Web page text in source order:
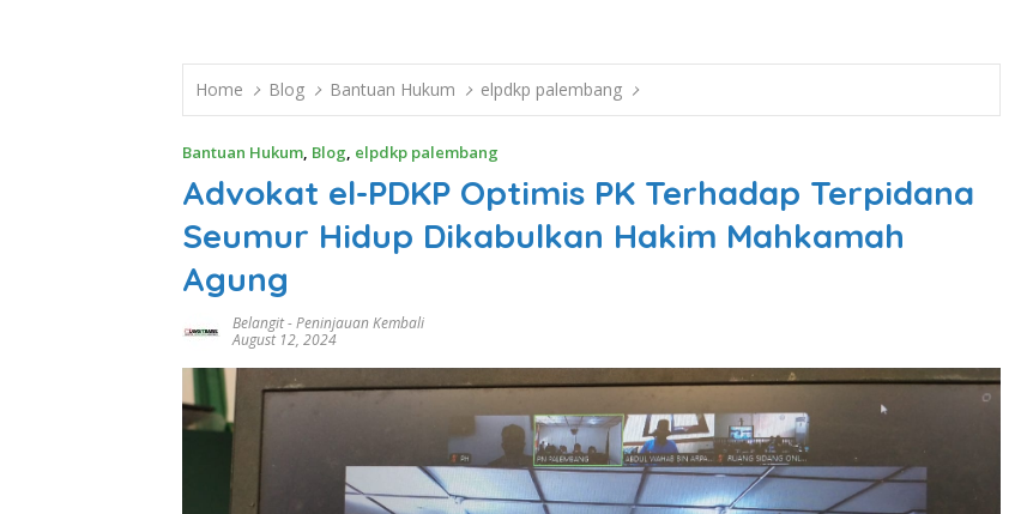
Home Blog Bantuan Hukum elpdkp palembang
Bantuan Hukum, Blog, elpdkp palembang
Advokat el-PDKP Optimis PK Terhadap Terpidana
Seumur Hidup Dikabulkan Hakim Mahkamah
Agung
Belangit-Peninjauan Kembali
August 12, 2024